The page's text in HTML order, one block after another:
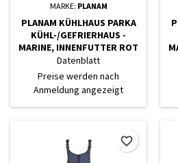
MARKE: PLANAM
PLANAM KÜHLHAUS PARKA
KÜHL-/GEFRIERHAUS -
MARINE, INNENFUTTER ROT
Datenblatt
Preise werden nach
Anmeldung angezeigt
favorite_border